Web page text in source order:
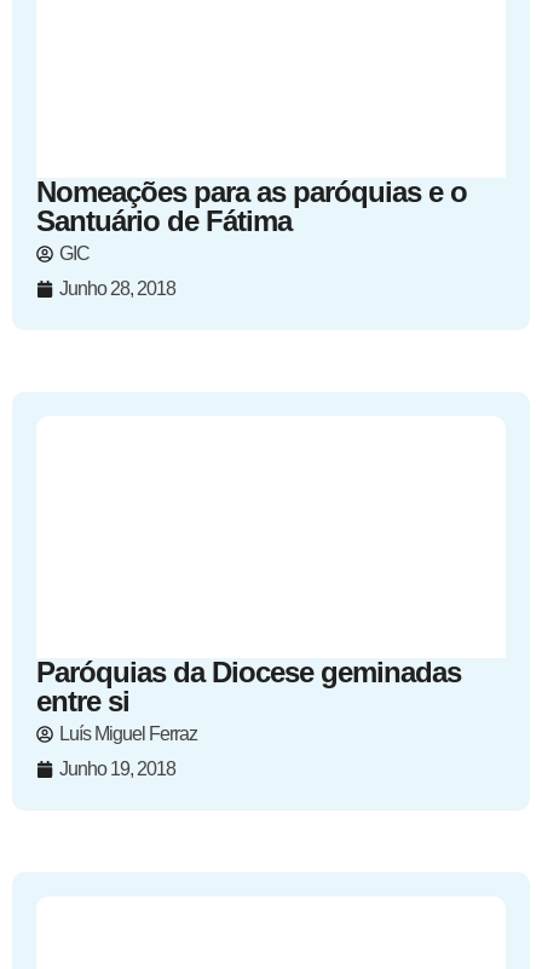
Nomeações para as paróquias e o
Santuário de Fátima
GIC
Junho 28, 2018
Paróquias da Diocese geminadas
entre si
Luís Miguel Ferraz
Junho 19, 2018